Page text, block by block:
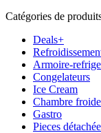
Catégories de
Deals+
Armoire-
Congelateurs
Ice Cream
Chambre
Gastro
Pieces